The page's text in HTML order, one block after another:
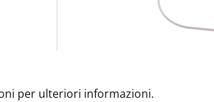
per ulteriori informazioni.